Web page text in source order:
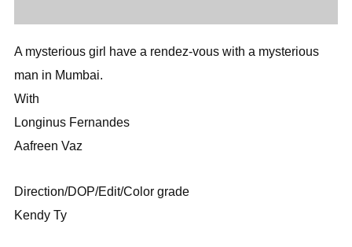
A mysterious girl have a rendez-vous with a mysterious
man in Mumbai.
With
Longinus Fernandes
Aafreen Vaz
Direction/DOP/Edit/Color grade
Kendy Ty